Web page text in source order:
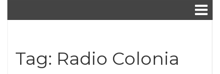
Tag: Radio Colonia